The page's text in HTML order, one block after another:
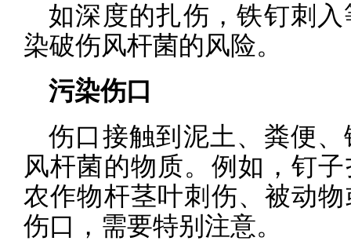
如深度的扎伤，铁钉刺
染破伤风杆菌的风险。
污染伤口
伤口接触到泥土、粪便
风杆菌的物质。例如，钉
农作物杆茎叶刺伤、被动
伤口，需要特别注意。